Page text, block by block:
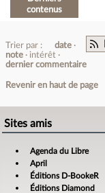
contenus
Trier par :
date
note
intérêt
dernier commentaire
Revenir en haut de page
Sites amis
Agenda du Libre
April
Éditions D-BookeR
Éditions Diamond